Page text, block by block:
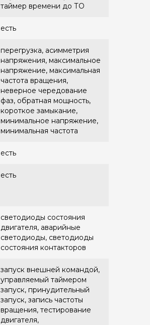
таймер времени до ТО
есть
перегрузка, асимметрия
напряжения, максимальное
напряжение, максимальная
частота вращения,
неверное чередование
фаз, обратная мощность,
короткое замыкание,
минимальное напряжение,
минимальная частота
есть
есть
светодиоды состояния
двигателя, аварийные
светодиоды, светодиоды
состояния контакторов
запуск внешней командой,
управляемый таймером
запуск, принудительный
запуск, запись частоты
вращения, тестирование
двигателя,